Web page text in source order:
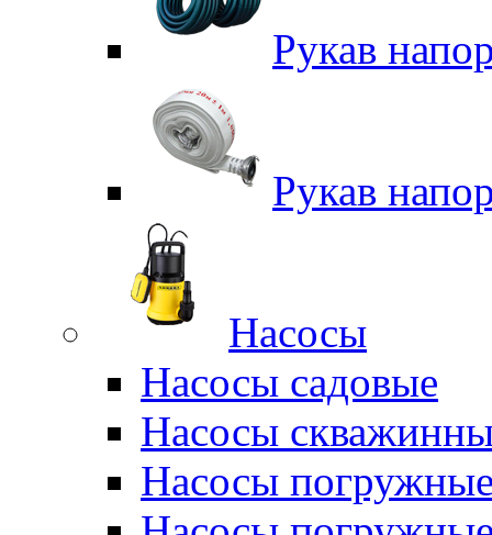
Рукав
Рукав
Насосы
Насосы садовые
Насосы
Насосы